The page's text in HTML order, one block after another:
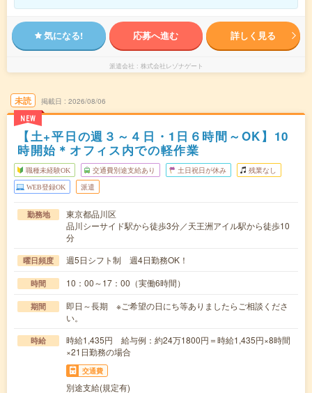
気になる! 応募へ進む 詳しく見る
派遣会社 株式会社レゾナゲート
未読
NEW
掲載日 2026/08/06
【土+平日の週３～４日・1日６時間～OK】10
時開始＊オフィス内での軽作業
職種未経験OK 交通費別途支給あり 土日祝日が休み 残業なし
WEB登録OK 派遣
勤務地
東京都品川区
品川シーサイド駅から徒歩3分／天王洲アイル駅から徒歩10
分
曜日頻度 週5日シフト制 週4日勤務OK！
時間 10：00～17：00（実働6時間）
期間
即日～長期 ※ご希望の日にち等ありましたらご相談くださ
い。
時給
時給1,435円 給与例：約24万1800円＝時給1,435円×8時間
×21日勤務の場合
交通費
別途支給(規定有)